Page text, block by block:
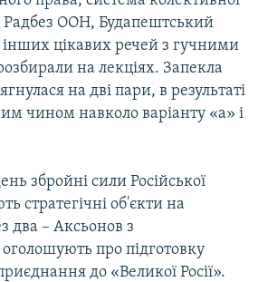
Радбез ООН, Будапештський
інших цікавих речей з гучними
на лекціях. Запекла
на дві пари, в результаті
чином навколо варіанту «а» і
збройні сили Російської
стратегічні об'єкти на
два – Аксьонов з
про підготовку
до «Великої Росії».